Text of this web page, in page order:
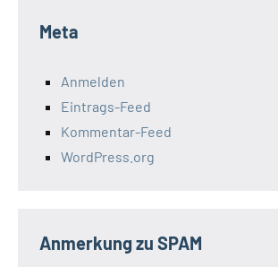
Meta
Anmelden
Eintrags-Feed
Kommentar-Feed
WordPress.org
Anmerkung zu SPAM